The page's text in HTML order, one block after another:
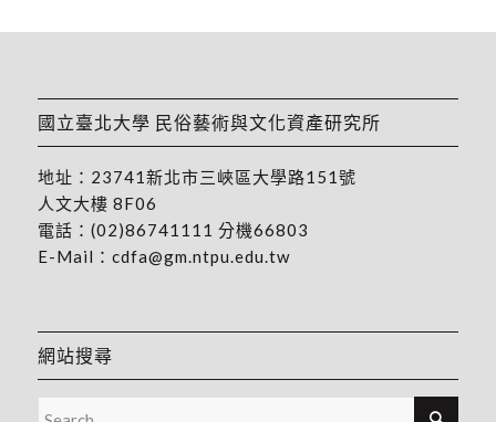
國立臺北大學 民俗藝術與文化資產研究所
地址： 23741新北市三峽區大學路151號
人文大樓 8F06
電話： (02)86741111 分機66803
E-Mail： cdfa@gm.ntpu.edu.tw
網站搜尋